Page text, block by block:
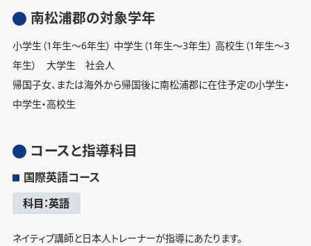
南松浦郡の対象学年
小学生（1年生〜6年生） 中学生（1年生〜3年生） 高校生（1年生〜3
年生） 大学生 社会人
帰国子女、または海外から帰国後に南松浦郡に在住予定の小学生・
中学生・高校生
コースと指導科目
国際英語コース
科目：英語
ネイティブ講師と日本人トレーナーが指導にあたります。